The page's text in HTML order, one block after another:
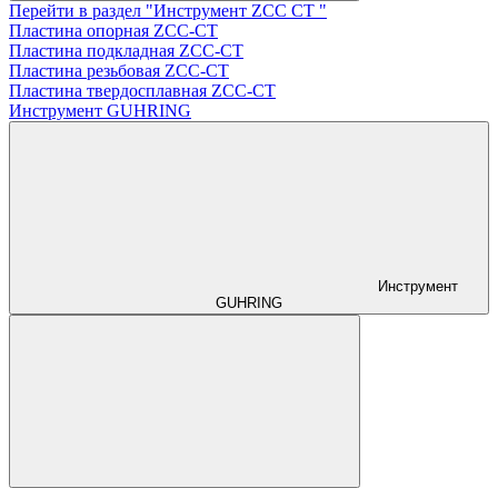
Перейти в раздел "Инструмент ZCС CT "
Пластина опорная ZCC-CT
Пластина подкладная ZCC-CT
Пластина резьбовая ZCC-CT
Пластина твердосплавная ZCC-CT
Инструмент GUHRING
Инструмент
GUHRING